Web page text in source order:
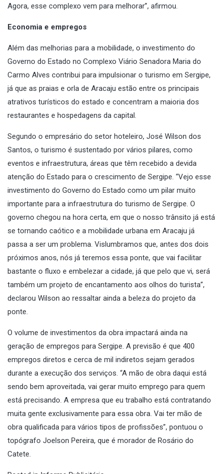
Agora, esse complexo vem para melhorar”, afirmou.
Economia e empregos
Além das melhorias para a mobilidade, o investimento do
Governo do Estado no Complexo Viário Senadora Maria do
Carmo Alves contribui para impulsionar o turismo em Sergipe,
já que as praias e orla de Aracaju estão entre os principais
atrativos turísticos do estado e concentram a maioria dos
restaurantes e hospedagens da capital.
Segundo o empresário do setor hoteleiro, José Wilson dos
Santos, o turismo é sustentado por vários pilares, como
eventos e infraestrutura, áreas que têm recebido a devida
atenção do Estado para o crescimento de Sergipe. “Vejo esse
investimento do Governo do Estado como um pilar muito
importante para a infraestrutura do turismo de Sergipe. O
governo chegou na hora certa, em que o nosso trânsito já está
se tornando caótico e a mobilidade urbana em Aracaju já
passa a ser um problema. Vislumbramos que, antes dos dois
próximos anos, nós já teremos essa ponte, que vai facilitar
bastante o fluxo e embelezar a cidade, já que pelo que vi, será
também um projeto de encantamento aos olhos do turista”,
declarou Wilson ao ressaltar ainda a beleza do projeto da
ponte.
O volume de investimentos da obra impactará ainda na
geração de empregos para Sergipe. A previsão é que 400
empregos diretos e cerca de mil indiretos sejam gerados
durante a execução dos serviços. “A mão de obra daqui está
sendo bem aproveitada, vai gerar muito emprego para quem
está precisando. A empresa que eu trabalho está contratando
muita gente exclusivamente para essa obra. Vai ter mão de
obra qualificada para vários tipos de profissões”, pontuou o
topógrafo Joelson Pereira, que é morador de Rosário do
Catete.